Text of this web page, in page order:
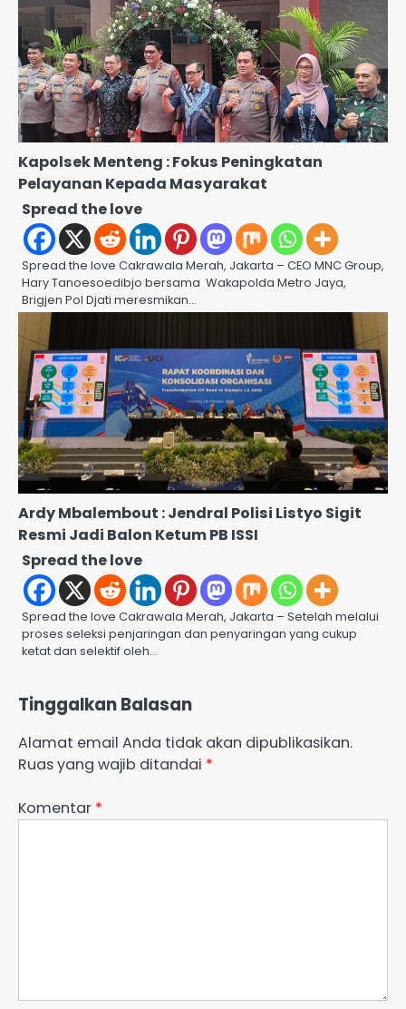
Kapolsek Menteng : Fokus Peningkatan
Pelayanan Kepada Masyarakat
Spread the love
Spread the love Cakrawala Merah, Jakarta – CEO MNC Group,
Hary Tanoesoedibjo bersama Wakapolda Metro Jaya,
Brigjen Pol Djati meresmikan…
Ardy Mbalembout : Jendral Polisi Listyo Sigit
Resmi Jadi Balon Ketum PB ISSI
Spread the love
Spread the love Cakrawala Merah, Jakarta – Setelah melalui
proses seleksi penjaringan dan penyaringan yang cukup
ketat dan selektif oleh…
Tinggalkan Balasan
Alamat email Anda tidak akan dipublikasikan.
Ruas yang wajib ditandai *
Komentar *